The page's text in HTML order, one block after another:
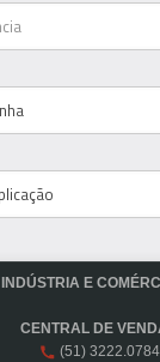
E
CENTRAL DE
(51) 3222.0784